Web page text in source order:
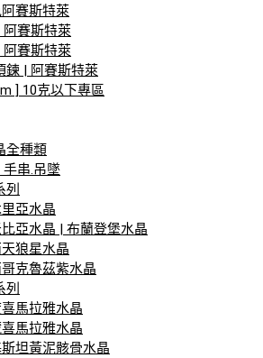
賽斯特萊
賽斯特萊
賽斯特萊
鍊 | 阿賽斯特萊
] 10克以下專區
全種類
串.吊墜
亞水晶
亞水晶 | 布蘭登堡水晶
天狼星水晶
克魯茲紫水晶
馬拉雅水晶
馬拉雅水晶
斯坦黃泥骸骨水晶